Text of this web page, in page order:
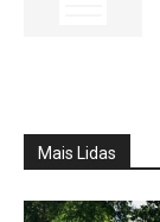
Mais Lidas